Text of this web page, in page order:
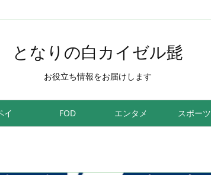
となりの白カイゼル髭
お役立ち情報をお届けします
イ FOD エンタメ スポーツ